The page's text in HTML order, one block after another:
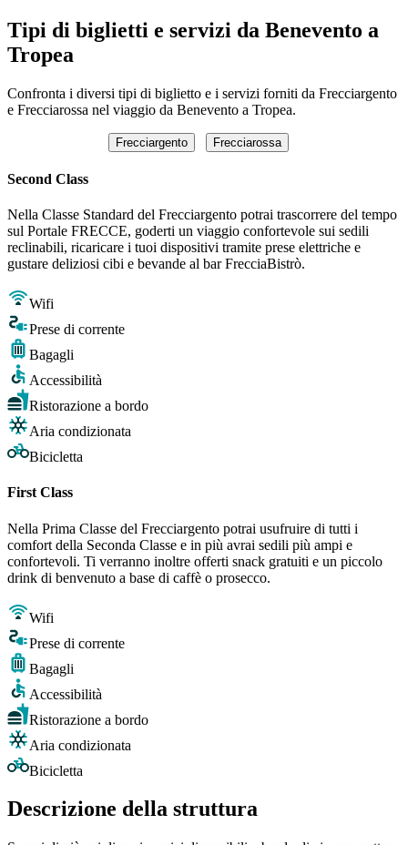
Tipi di biglietti e servizi da Benevento a
Tropea
Confronta i diversi tipi di biglietto e i servizi forniti da Frecciargento
e Frecciarossa nel viaggio da Benevento a Tropea.
Frecciargento Frecciarossa
Second Class
Nella Classe Standard del Frecciargento potrai trascorrere del tempo
sul Portale FRECCE, goderti un viaggio confortevole sui sedili
reclinabili, ricaricare i tuoi dispositivi tramite prese elettriche e
gustare deliziosi cibi e bevande al bar FrecciaBistrò.
Wifi
Prese di corrente
Bagagli
Accessibilità
Ristorazione a bordo
Aria condizionata
Bicicletta
First Class
Nella Prima Classe del Frecciargento potrai usufruire di tutti i
comfort della Seconda Classe e in più avrai sedili più ampi e
confortevoli. Ti verranno inoltre offerti snack gratuiti e un piccolo
drink di benvenuto a base di caffè o prosecco.
Wifi
Prese di corrente
Bagagli
Accessibilità
Ristorazione a bordo
Aria condizionata
Bicicletta
Descrizione della struttura